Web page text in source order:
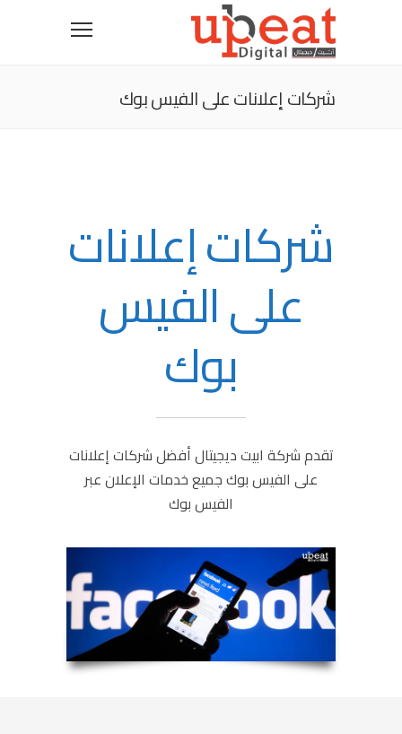
شركات إعلانات على الفيس بوك
شركات إعلانات
على الفيس
بوك
تقدم شركة ابيت ديجيتال أفضل شركات إعلانات
على الفيس بوك جميع خدمات الإعلان عبر
الفيس بوك